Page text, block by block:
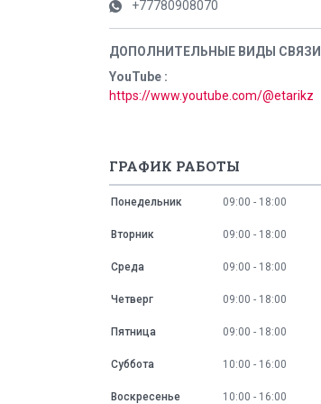
+77780908070
YouTube
https://www.youtube.com/@etarikz
ГРАФИК РАБОТЫ
Понедельник 09:00 18:00
Вторник 09:00 18:00
Среда 09:00 18:00
Четверг 09:00 18:00
Пятница 09:00 18:00
Суббота 10:00 16:00
Воскресенье 10:00 16:00